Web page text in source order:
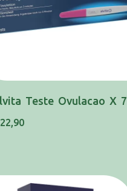
Teste Ovulacao X 7